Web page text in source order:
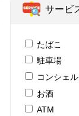
サービ
たばこ
駐車場
コンシェ
お酒
ATM